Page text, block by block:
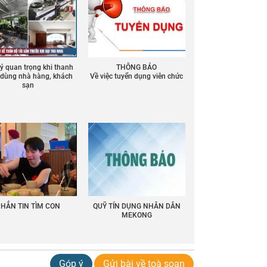
quan trọng khi thanh
nhà hàng, khách
sạn
THÔNG BÁO
Về việc tuyển dụng viên chức
TIN TÌM CON
QUỸ TÍN DỤNG NHÂN DÂN
MEKONG
Góp ý Gửi bài về toà soạn